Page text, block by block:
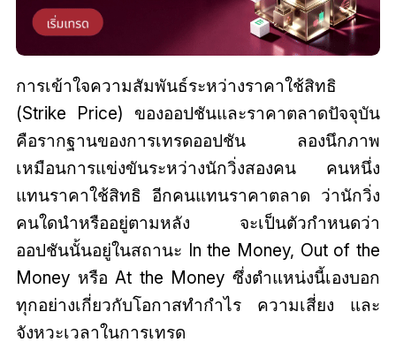
การเข้าใจความสัมพันธ์ระหว่างราคาใช้สิทธิ
(Strike Price) ของออปชันและราคาตลาดปัจจุบัน
คือรากฐานของการเทรดออปชัน ลองนึกภาพ
เหมือนการแข่งขันระหว่างนักวิ่งสองคน คนหนึ่ง
แทนราคาใช้สิทธิ อีกคนแทนราคาตลาด ว่านักวิ่ง
คนใดนำหรืออยู่ตามหลัง จะเป็นตัวกำหนดว่า
ออปชันนั้นอยู่ในสถานะ In the Money, Out of the
Money หรือ At the Money ซึ่งตำแหน่งนี้เองบอก
ทุกอย่างเกี่ยวกับโอกาสทำกำไร ความเสี่ยง และ
จังหวะเวลาในการเทรด